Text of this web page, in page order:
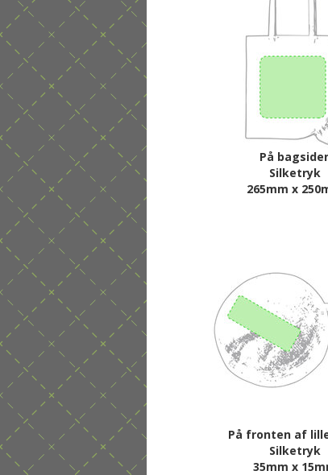
På
Silketryk
265mm x
På fronten af
Silketryk
35mm x